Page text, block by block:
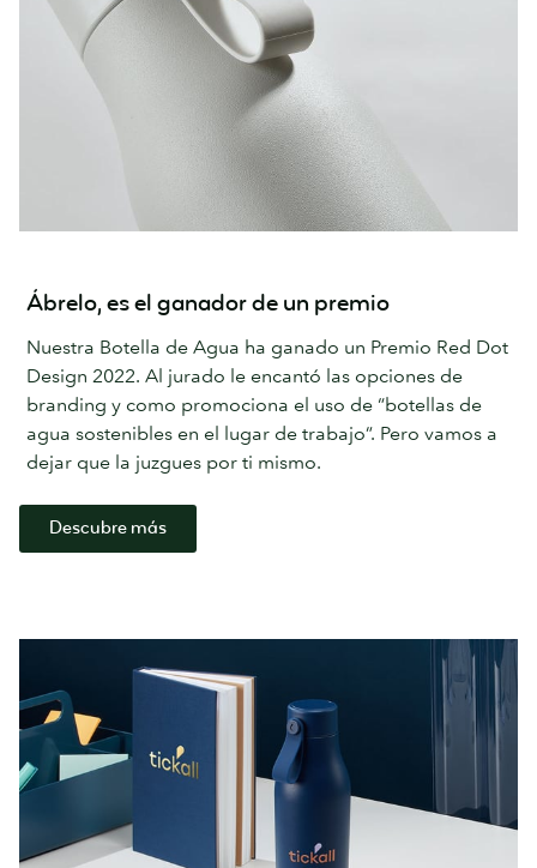
Ábrelo, es el ganador de un premio
Nuestra Botella de Agua ha ganado un Premio Red Dot
Design 2022. Al jurado le encantó las opciones de
branding y como promociona el uso de “botellas de
agua sostenibles en el lugar de trabajo”. Pero vamos a
dejar que la juzgues por ti mismo.
Descubre más